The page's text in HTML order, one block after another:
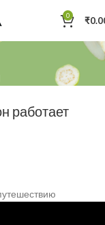
0 ₹
работает